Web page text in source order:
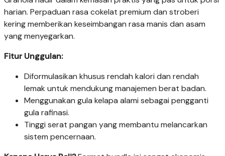
harian. Perpaduan rasa cokelat premium dan stroberi
kering memberikan keseimbangan rasa manis dan asam
yang menyegarkan.
Fitur Unggulan:
Diformulasikan khusus rendah kalori dan rendah
lemak untuk mendukung manajemen berat badan.
Menggunakan gula kelapa alami sebagai pengganti
gula rafinasi.
Tinggi serat pangan yang membantu melancarkan
sistem pencernaan.